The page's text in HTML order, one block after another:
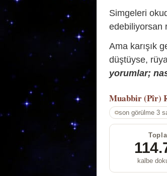
Simgeleri
edebiliyorsan
Ama karışık
düştüyse,
yorumlar;
Muabbir (Pîr)
son görülme 3
kalbe